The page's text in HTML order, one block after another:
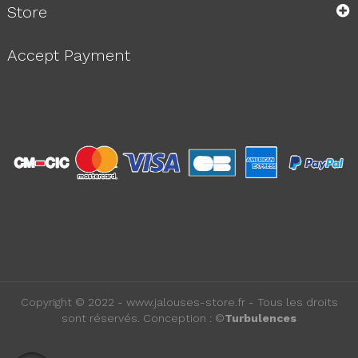
Store
Accept Payment
Copyright © 2022 - www.jalouses-store.fr - Tous les droits
sont réservés. Conception : ©Turbulences